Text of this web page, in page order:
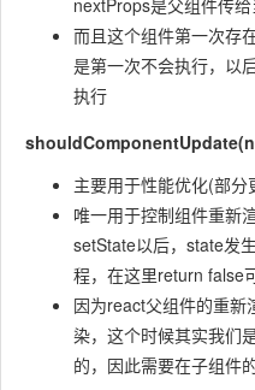
nextProps是父组件传
而且这个组件第一次存
是第一次不会执行，以
执行
主要用于性能优化(部分
唯一用于控制组件重新
setState以后，state发
程，在这里return false
因为react父组件的重新
染，这个时候其实我们
的，因此需要在子组件